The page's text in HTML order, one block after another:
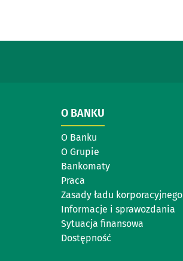
O BANKU
O Banku
O Grupie
Bankomaty
Praca
Zasady ładu korporacyjnego
Informacje i sprawozdania
Sytuacja finansowa
Dostępność